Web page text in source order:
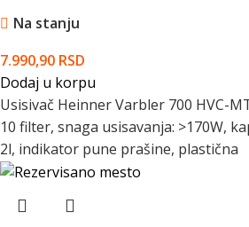
Na stanju
7.990,90 RSD
Dodaj u korpu
Usisivač Heinner Varbler 700 HVC-
10 filter, snaga usisavanja: >170W,
2l, indikator pune prašine, plastična